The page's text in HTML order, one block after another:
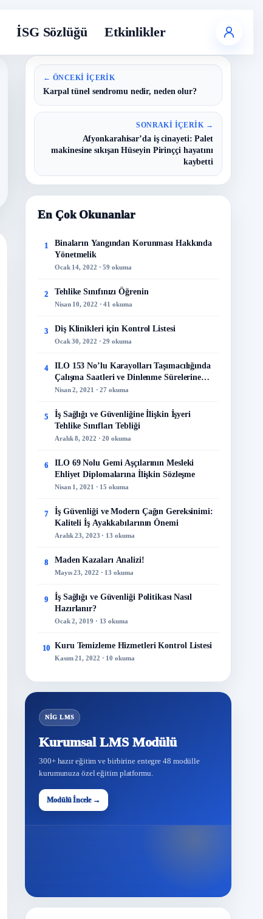
İSG Sözlüğü Etkinlikler
← ÖNCEKI İÇERIK
Karpal tünel sendromu nedir, neden olur?
SONRAKI İÇERIK →
Afyonkarahisar’da iş cinayeti: Palet
makinesine sıkışan Hüseyin Pirinççi hayatını
kaybetti
En Çok Okunanlar
1
Binaların Yangından Korunması Hakkında
Yönetmelik
Ocak 14, 2022 · 59 okuma
2 Tehlike Sınıfınızı Öğrenin
Nisan 10, 2022 · 41 okuma
3 Diş Klinikleri için Kontrol Listesi
Ocak 30, 2022 · 29 okuma
4
ILO 153 No’lu Karayolları Taşımacılığında
Çalışma Saatleri ve Dinlenme Sürelerine
İlişkin Sözleşme
Nisan 2, 2021 · 27 okuma
5
İş Sağlığı ve Güvenliğine İlişkin İşyeri
Tehlike Sınıfları Tebliği
Aralık 8, 2022 · 20 okuma
6
ILO 69 Nolu Gemi Aşçılarının Mesleki
Ehliyet Diplomalarına İlişkin Sözleşme
Nisan 1, 2021 · 15 okuma
7
İş Güvenliği ve Modern Çağın Gereksinimi:
Kaliteli İş Ayakkabılarının Önemi
Aralık 23, 2023 · 13 okuma
8 Maden Kazaları Analizi!
Mayıs 23, 2022 · 13 okuma
9
İş Sağlığı ve Güvenliği Politikası Nasıl
Hazırlanır?
Ocak 2, 2019 · 13 okuma
10 Kuru Temizleme Hizmetleri Kontrol Listesi
Kasım 21, 2022 · 10 okuma
NİG LMS
Kurumsal LMS Modülü
300+ hazır eğitim ve birbirine entegre 48 modülle
kurumunuza özel eğitim platformu.
Modülü İncele →
48
Modül